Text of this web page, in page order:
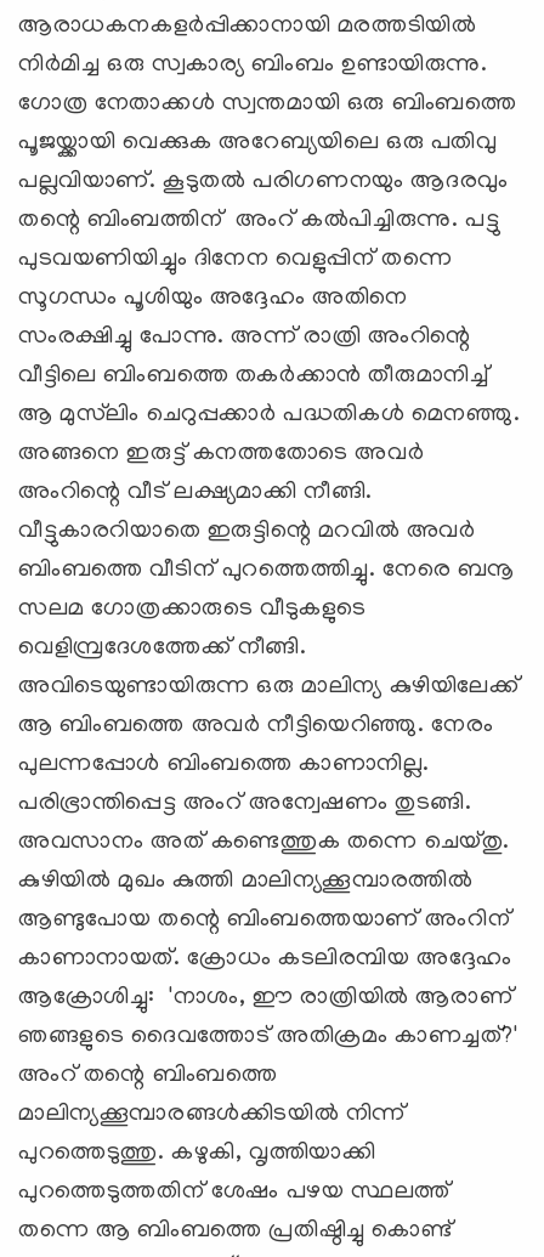
ആരാധകനകളര്‍പ്പിക്കാനായി മരത്തടിയില്‍
നിര്‍മിച്ച ഒരു സ്വകാര്യ ബിംബം ഉണ്ടായിരുന്നു.
ഗോത്ര നേതാക്കള്‍ സ്വന്തമായി ഒരു ബിംബത്തെ
പൂജയ്ക്കായി വെക്കുക അറേബ്യയിലെ ഒരു പതിവു
പല്ലവിയാണ്. കൂടുതല്‍ പരിഗണനയും ആദരവും
തന്റെ ബിംബത്തിന് അംറ് കല്‍പിച്ചിരുന്നു. പട്ടു
പുടവയണിയിച്ചും ദിനേന വെളുപ്പിന് തന്നെ
സൂഗന്ധം പൂശിയും അദ്ദേഹം അതിനെ
സംരക്ഷിച്ചു പോന്നു. അന്ന് രാത്രി അംറിന്റെ
വീട്ടിലെ ബിംബത്തെ തകര്‍ക്കാന്‍ തീരുമാനിച്ച്
ആ മുസ്‍ലിം ചെറുപ്പക്കാര്‍ പദ്ധതികള്‍ മെനഞ്ഞു.
അങ്ങനെ ഇരുട്ട് കനത്തതോടെ അവര്‍
അംറിന്റെ വീട് ലക്ഷ്യമാക്കി നീങ്ങി.
വീട്ടുകാരറിയാതെ ഇരുട്ടിന്റെ മറവില്‍ അവര്‍
ബിംബത്തെ വീടിന് പുറത്തെത്തിച്ചു. നേരെ ബനൂ
സലമ ഗോത്രക്കാരുടെ വീടുകളുടെ
വെളിമ്പ്രദേശത്തേക്ക് നീങ്ങി.
അവിടെയുണ്ടായിരുന്ന ഒരു മാലിന്യ കുഴിയിലേക്ക്
ആ ബിംബത്തെ അവര്‍ നീട്ടിയെറിഞ്ഞു. നേരം
പുലന്നപ്പോള്‍ ബിംബത്തെ കാണാനില്ല.
പരിഭ്രാന്തിപ്പെട്ട അംറ് അന്വേഷണം തുടങ്ങി.
അവസാനം അത് കണ്ടെത്തുക തന്നെ ചെയ്തു.
കുഴിയില്‍ മുഖം കുത്തി മാലിന്യക്കൂമ്പാരത്തില്‍
ആണ്ടുപോയ തന്റെ ബിംബത്തെയാണ് അംറിന്
കാണാനായത്. ക്രോധം കടലിരമ്പിയ അദ്ദേഹം
ആക്രോശിച്ചു: 'നാശം, ഈ രാത്രിയില്‍ ആരാണ്
ഞങ്ങളുടെ ദൈവത്തോട് അതിക്രമം കാണച്ചത്?'
അംറ് തന്റെ ബിംബത്തെ
മാലിന്യക്കൂമ്പാരങ്ങള്‍ക്കിടയില്‍ നിന്ന്
പുറത്തെടുത്തു. കഴുകി, വൃത്തിയാക്കി
പുറത്തെടുത്തതിന് ശേഷം പഴയ സ്ഥലത്ത്
തന്നെ ആ ബിംബത്തെ പ്രതിഷ്ഠിച്ചു കൊണ്ട്